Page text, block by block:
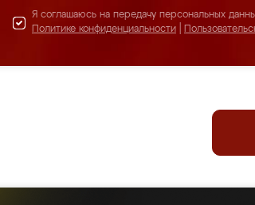
Я соглашаюсь на передачу персональных
Политике конфиденциальности